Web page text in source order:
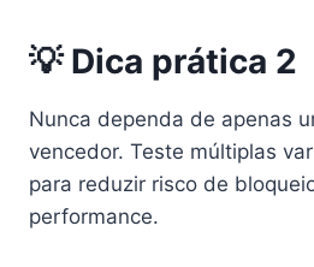
💡 Dica prática 2
Nunca dependa de apenas
vencedor. Teste múltiplas
para reduzir risco de
performance.